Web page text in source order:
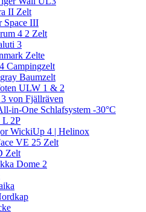
II Zelt
Space III
4 2 Zelt
3
Zelte
Campingzelt
Baumzelt
ULW 1 & 2
von Fjällräven
in-One Schlafsystem -30°C
L 2P
WickiUp 4 | Helinox
VE 25 Zelt
Zelt
Dome 2